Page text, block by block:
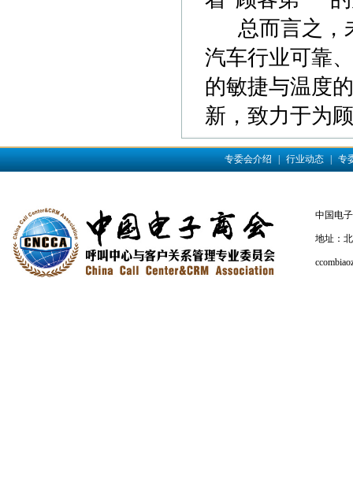
总而言之，
汽车行业可靠
的敏捷与温度
新，致力于为
专委会介绍 行业动态 专
中国电
地址：